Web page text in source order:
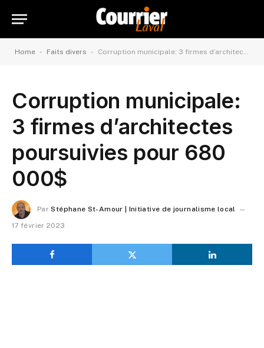
Home - Faits divers - Corruption municipale: 3 firmes d’architectes poursuivies pour 680 000$
Corruption municipale:
3 firmes d’architectes
poursuivies pour 680
000$
Par Stéphane St-Amour | Initiative de journalisme local
17 février 2023